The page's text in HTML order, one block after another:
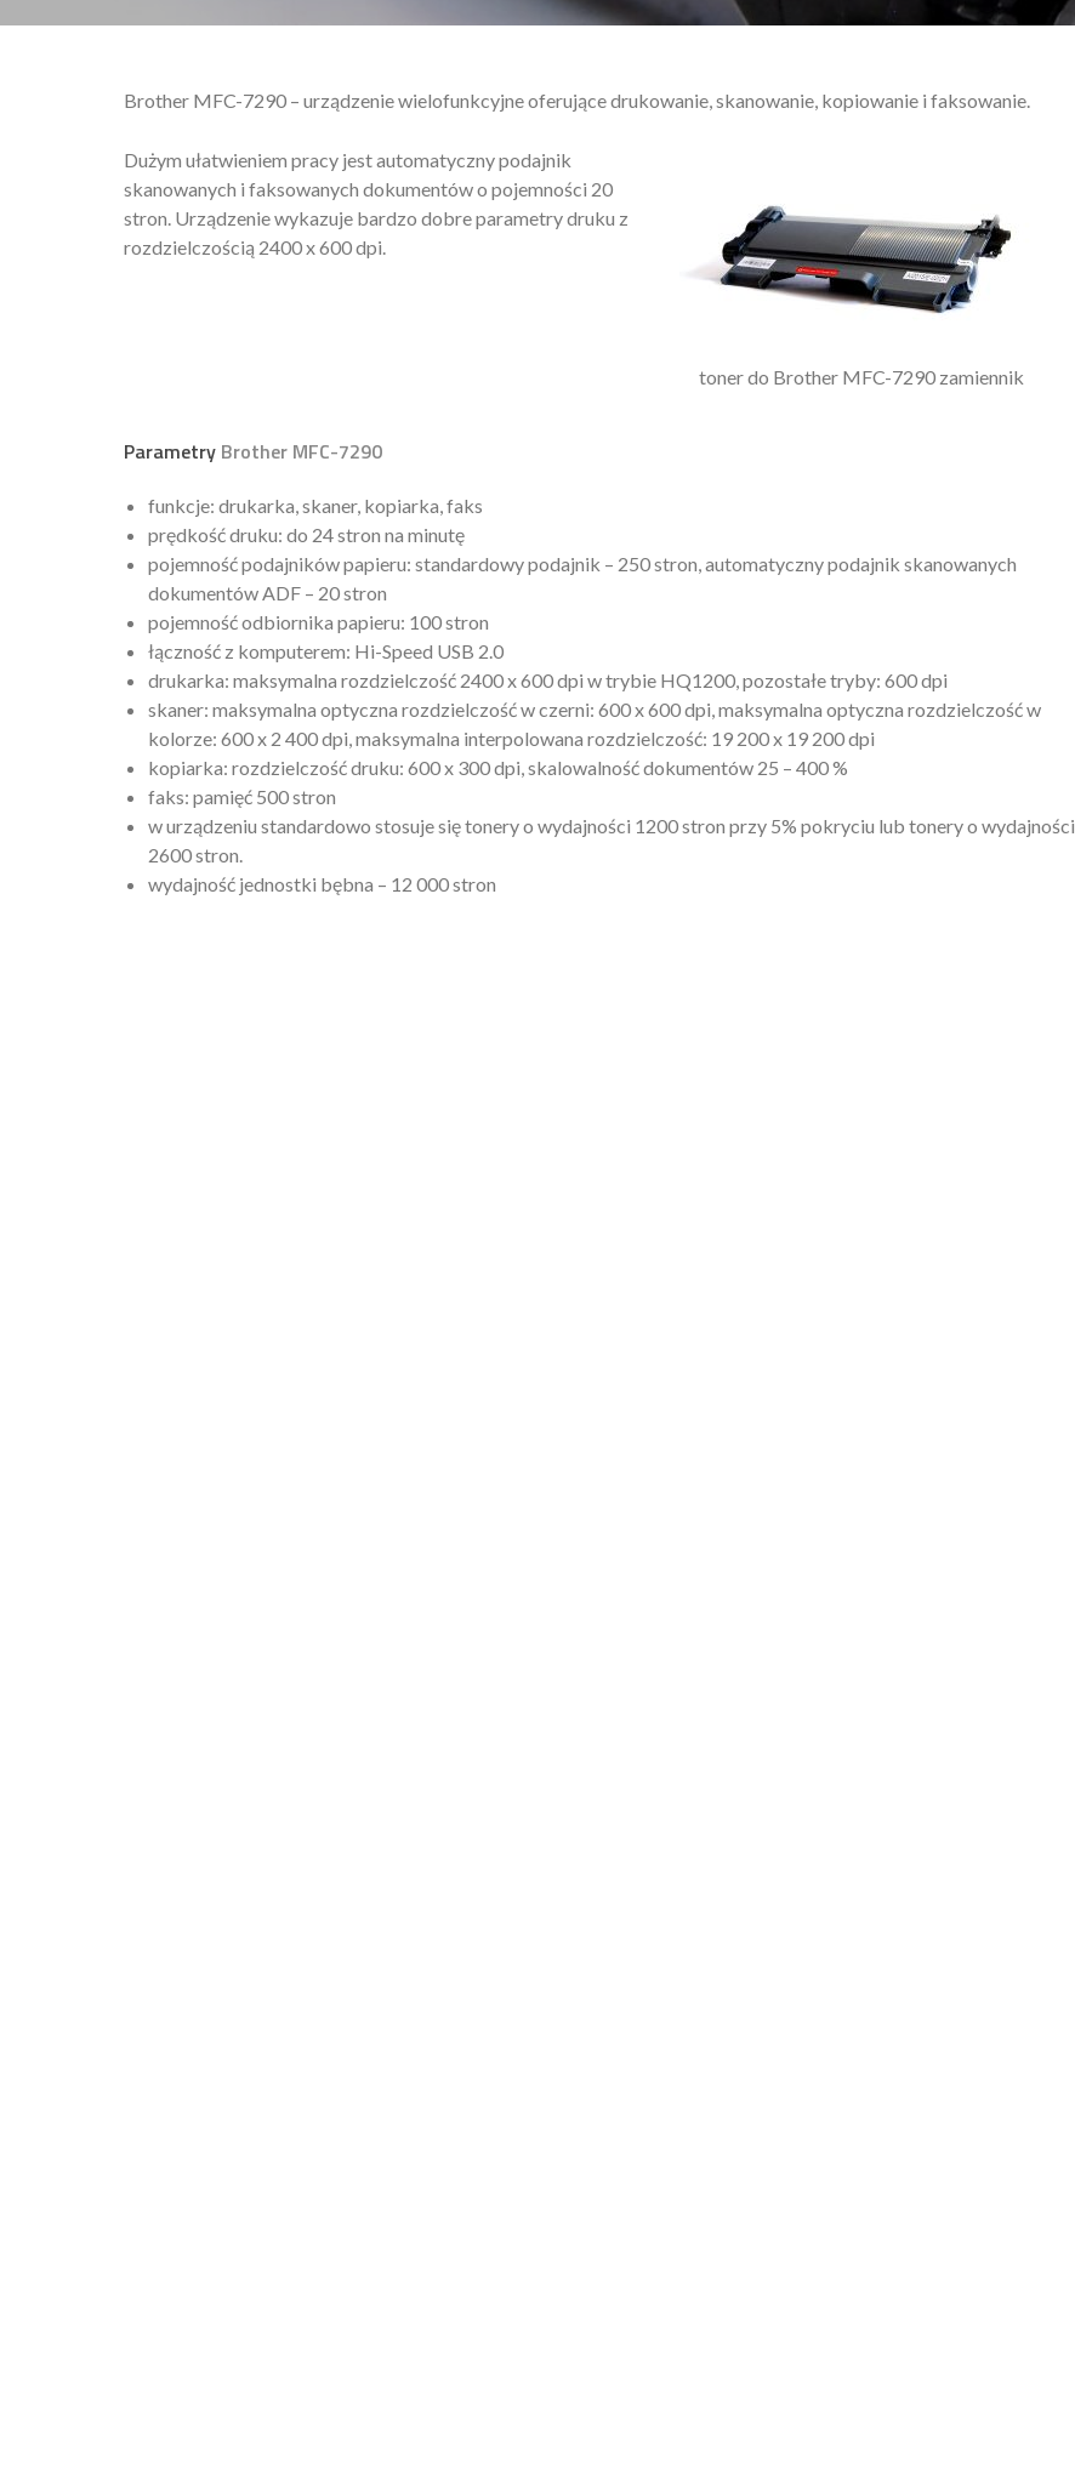
Brother MFC-7290 – urządzenie wielofunkcyjne oferujące drukowanie, skanowanie, kopiowanie i faksowanie.
toner do Brother MFC-7290 zamiennik
Dużym ułatwieniem pracy jest automatyczny podajnik
skanowanych i faksowanych dokumentów o pojemności 20
stron. Urządzenie wykazuje bardzo dobre parametry druku z
rozdzielczością 2400 x 600 dpi.
Parametry Brother MFC-7290
funkcje: drukarka, skaner, kopiarka, faks
prędkość druku: do 24 stron na minutę
pojemność podajników papieru: standardowy podajnik – 250 stron, automatyczny podajnik skanowanych
dokumentów ADF – 20 stron
pojemność odbiornika papieru: 100 stron
łączność z komputerem: Hi-Speed USB 2.0
drukarka: maksymalna rozdzielczość 2400 x 600 dpi w trybie HQ1200, pozostałe tryby: 600 dpi
skaner: maksymalna optyczna rozdzielczość w czerni: 600 x 600 dpi, maksymalna optyczna rozdzielczość w
kolorze: 600 x 2 400 dpi, maksymalna interpolowana rozdzielczość: 19 200 x 19 200 dpi
kopiarka: rozdzielczość druku: 600 x 300 dpi, skalowalność dokumentów 25 – 400 %
faks: pamięć 500 stron
w urządzeniu standardowo stosuje się tonery o wydajności 1200 stron przy 5% pokryciu lub tonery o wydajności
2600 stron.
wydajność jednostki bębna – 12 000 stron